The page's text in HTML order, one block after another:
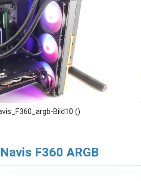
Bild10 ()
F360 ARGB